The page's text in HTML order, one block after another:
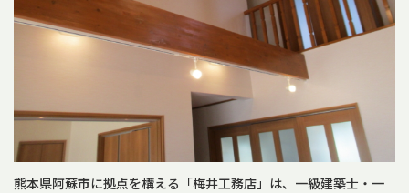
お知らせ
熊本県阿蘇市に拠点を構える「梅井工務店」は、一級建築士・一